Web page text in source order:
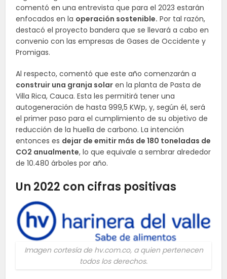
comentó en una entrevista que para el 2023 estarán
enfocados en la operación sostenible. Por tal razón,
destacó el proyecto bandera que se llevará a cabo en
convenio con las empresas de Gases de Occidente y
Promigas.
Al respecto, comentó que este año comenzarán a
construir una granja solar en la planta de Pasta de
Villa Rica, Cauca. Esta les permitirá tener una
autogeneración de hasta 999,5 KWp, y, según él, será
el primer paso para el cumplimiento de su objetivo de
reducción de la huella de carbono. La intención
entonces es dejar de emitir más de 180 toneladas de
CO2 anualmente, lo que equivale a sembrar alrededor
de 10.480 árboles por año.
Un 2022 con cifras positivas
Imagen cortesía de hv.com.co, a quien pertenecen
todos los derechos.